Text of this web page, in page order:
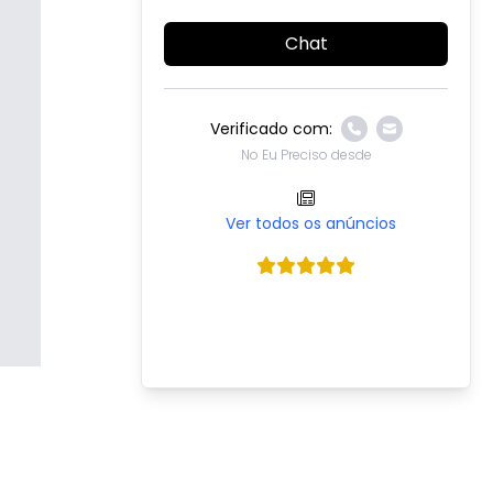
Chat
Verificado com:
No Eu Preciso desde
Ver todos os anúncios